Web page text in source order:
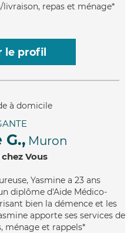
repas et ménage*
le profil
G., Muron
Vous
Yasmine a 23 ans
diplôme d'Aide Médico-
bien la démence et les
apporte ses services de
ménage et rappels*